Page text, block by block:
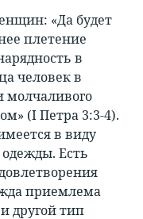
«Да будет
плетение
в
человек в
молчаливого
(I Петра 3:3-4).
в виду
Есть
приемлема
другой тип